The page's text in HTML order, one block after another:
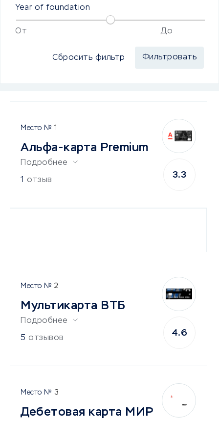
Year of foundation
От До
Сбросить фильтр
1
Альфа-карта Premium
Подробнее
1 отзыв
3.3
2
Мультикарта ВТБ
Подробнее
5 отзывов
4.6
3
Дебетовая карта МИР